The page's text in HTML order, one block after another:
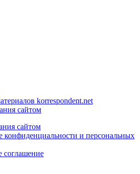
korrespondent.net
сайтом
сайтом
конфиденциальности и персональных
соглашение